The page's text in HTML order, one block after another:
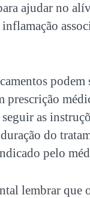
ajudar no
prescrição
as
do
pelo
lembrar que